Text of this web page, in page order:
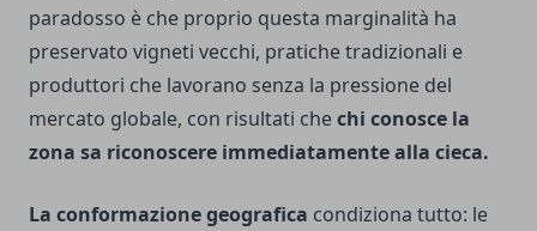
paradosso è che proprio questa marginalità ha
preservato vigneti vecchi, pratiche tradizionali e
produttori che lavorano senza la pressione del
mercato globale, con risultati chechi conosce la
zona sa riconoscere immediatamente alla cieca.
La conformazione geografica condiziona tutto: le